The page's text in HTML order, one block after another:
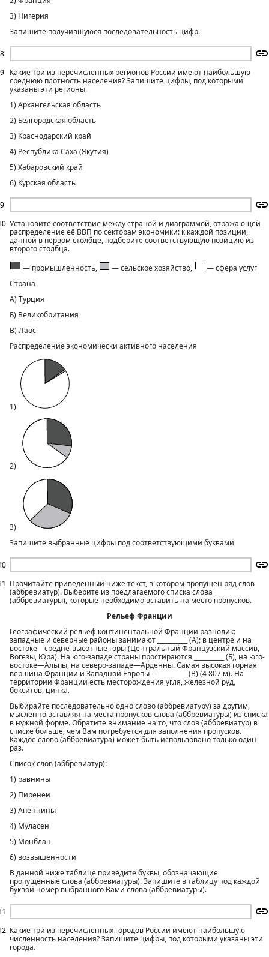
8
3) Нигерия
Запишите получившуюся последовательность цифр.
9
9
Какие три из перечисленных регионов России имеют наибольшую
среднюю плотность населения? Запишите цифры, под которыми
указаны эти регионы.
1) Архангельская область
2) Белгородская область
3) Краснодарский край
4) Республика Саха (Якутия)
5) Хабаровский край
6) Курская область
Установите соответствие между страной и диаграммой, отражающей
распределение её ВВП по секторам экономики: к каждой позиции,
данной в первом столбце, подберите соответствующую позицию из
второго столбца.
— промышленность,
— сельское хозяйство,
— сфера услуг
Страна
А) Турция
Б) Великобритания
В) Лаос
Распределение экономически активного населения
1)
2)
3)
Запишите выбранные цифры под соответствующими буквами
Прочитайте приведённый ниже текст, в котором пропущен ряд слов
(аббревиатур). Выберите из предлагаемого списка слова
(аббревиатуры), которые необходимо вставить на место пропусков.
Рельеф Франции
Географический рельеф континентальной Франции разнолик:
западные и северные районы занимают __________ (А); в центре и на
востоке—средне-высотные горы (Центральный Французский массив,
Вогезы, Юра). На юго-западе страны простираются __________ (Б), на юго-
востоке—Альпы, на северо-западе—Арденны. Самая высокая горная
вершина Франции и Западной Европы—__________ (В) (4 807 м). На
территории Франции есть месторождения угля, железной руд,
бокситов, цинка.
Выбирайте последовательно одно слово (аббревиатуру) за другим,
мысленно вставляя на места пропусков слова (аббревиатуры) из списка
в нужной форме. Обратите внимание на то, что слов (аббревиатур) в
списке больше, чем Вам потребуется для заполнения пропусков.
Каждое слово (аббревиатура) может быть использовано только один
раз.
Список слов (аббревиатур):
1) равнины
2) Пиренеи
3) Апеннины
4) Муласен
5) Монблан
6) возвышенности
В данной ниже таблице приведите буквы, обозначающие
пропущенные слова (аббревиатуры). Запишите в таблицу под каждой
буквой номер выбранного Вами слова (аббревиатуры).
Какие три из перечисленных городов России имеют наибольшую
численность населения? Запишите цифры, под которыми указаны эти
города.